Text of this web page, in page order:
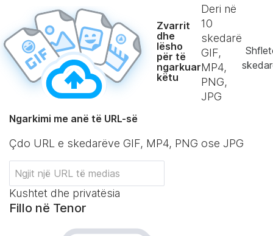
Zvarrit
dhe
lësho
për të
ngarkuar
këtu
Deri në
10
skedarë
GIF,
MP4,
PNG,
JPG
Ngarkimi me anë të URL-së
Çdo URL e skedarëve GIF, MP4, PNG ose JPG
Kushtet dhe privatësia
Fillo në Tenor